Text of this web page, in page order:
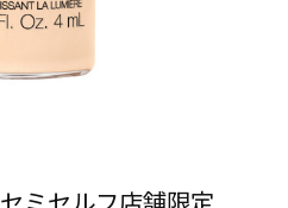
ミセルフ店舗限定